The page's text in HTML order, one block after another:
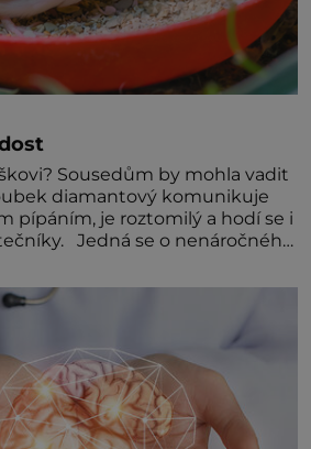
Sousedům by mohla vadit
diamantový komunikuje
pípáním, je roztomilý a hodí se i
Jedná se o nenáročného
zemi, kde sbírá zbytky semínek
celá Austrálie s